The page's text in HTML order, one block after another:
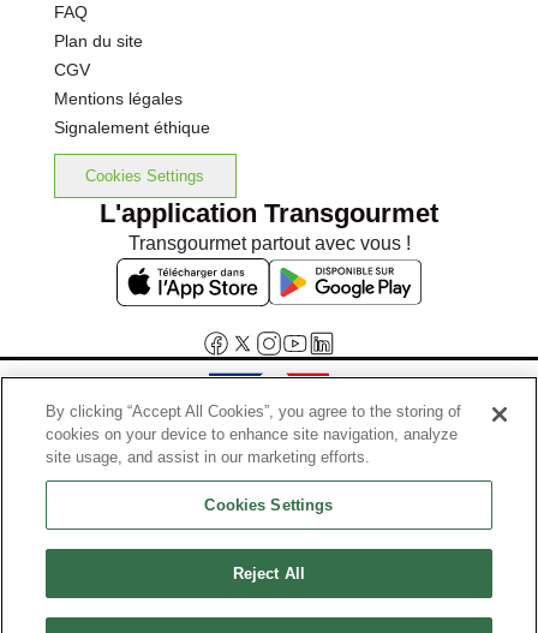
FAQ
Plan du site
CGV
Mentions légales
Signalement éthique
Cookies Settings
L'application Transgourmet
Transgourmet partout avec vous !
Interdiction de vente de boissons alcooliques aux mineurs de
moins de 18 ans
La preuve de majorité de l'acheteur est exigée au moment de la vente
Code de la santé publique, Aar.l.3342-1 et l.3353-3
By clicking “Accept All Cookies”, you agree to the storing of
cookies on your device to enhance site navigation, analyze
site usage, and assist in our marketing efforts.
Cookies Settings
Reject All